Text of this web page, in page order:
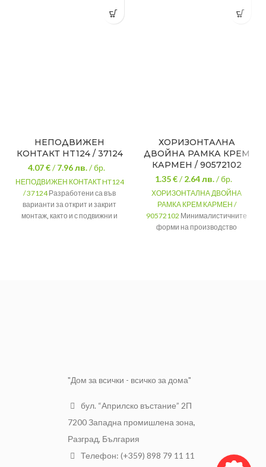
НЕПОДВИЖЕН
КОНТАКТ HT124 / 37124
4.07 €/7.96лв./ бр.
НЕПОДВИЖЕН КОНТАКТ HT124
/ 37124Разработени са във
варианти за открит и закрит
монтаж, както и с подвижни и
ХОРИЗОНТАЛНА
ДВОЙНА РАМКА КРЕМ
КАРМЕН / 90572102
1.35 €/2.64лв./ бр.
ХОРИЗОНТАЛНА ДВОЙНА
РАМКА КРЕМ КАРМЕН /
90572102 Минималистичните
форми на производство
"Дом за всички - всичко за дома"
бул. “Априлско въстание” 2П
7200 Западна промишлена зона,
Разград, България
Телефон: (+359) 898 79 11 11